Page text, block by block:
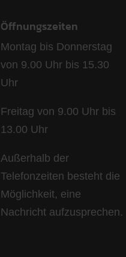
Öffnungszeiten
Montag bis Donnerstag
von 9.00 Uhr bis 15.30
Uhr
Freitag von 9.00 Uhr bis
13.00 Uhr
Außerhalb der
Telefonzeiten besteht die
Möglichkeit, eine
Nachricht aufzusprechen.